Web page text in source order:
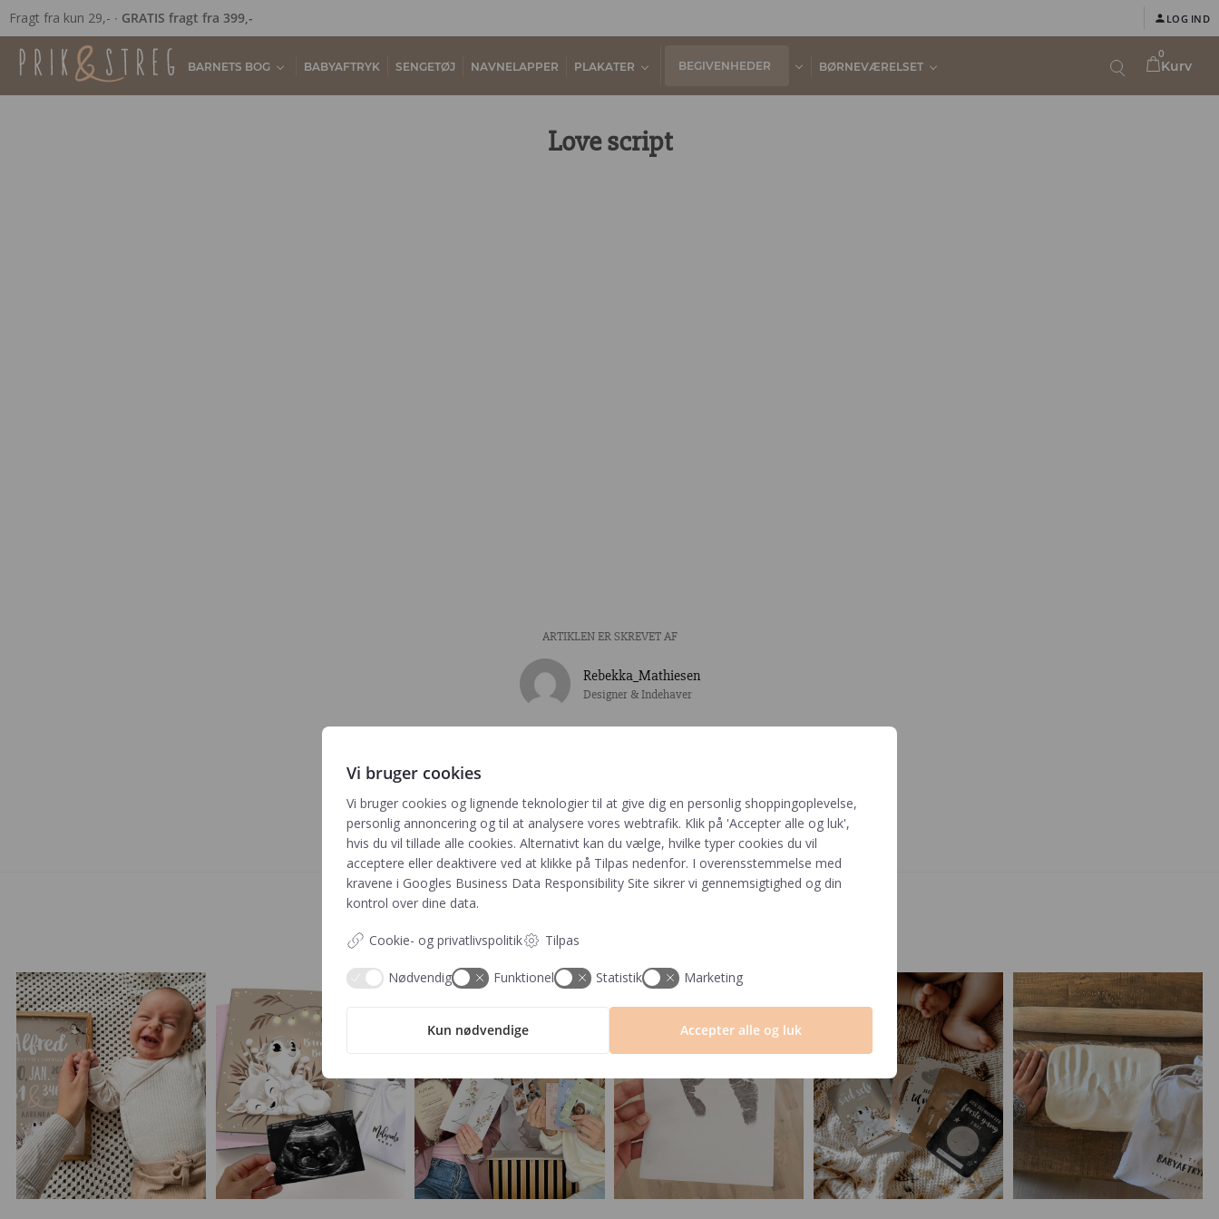
Fragt fra kun 29,- ∙ GRATIS fragt fra 399,- LOG IND
0
Kurv
BARNETS BOG BABYAFTRYK SENGETØJ NAVNELAPPER PLAKATER BEGIVENHEDER BØRNEVÆRELSET
Love script
ARTIKLEN ER SKREVET AF
Rebekka_Mathiesen
Designer & Indehaver
Honeymoon
Vi bruger cookies
Vi bruger cookies og lignende teknologier til at give dig en personlig shoppingoplevelse,
personlig annoncering og til at analysere vores webtrafik. Klik på 'Accepter alle og luk',
hvis du vil tillade alle cookies. Alternativt kan du vælge, hvilke typer cookies du vil
acceptere eller deaktivere ved at klikke på Tilpas nedenfor. I overensstemmelse med
kravene i Googles Business Data Responsibility Site sikrer vi gennemsigtighed og din
kontrol over dine data.
Cookie- og privatlivspolitik Tilpas
Nødvendig Funktionel Statistik Marketing
Kun nødvendige Accepter alle og luk